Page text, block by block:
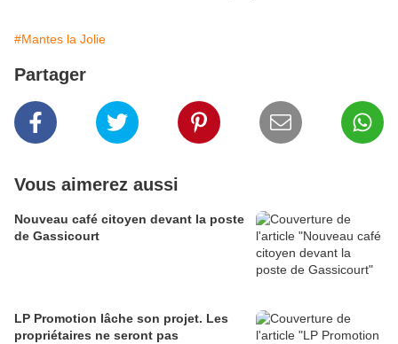
#Mantes la Jolie
Partager
Vous aimerez aussi
Nouveau café citoyen devant la poste
de Gassicourt
LP Promotion lâche son projet. Les
propriétaires ne seront pas